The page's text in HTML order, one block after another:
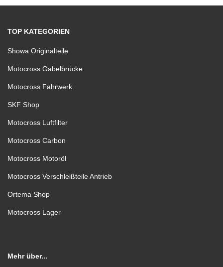
TOP KATEGORIEN
Showa Originalteile
Motocross Gabelbrücke
Motocross Fahrwerk
SKF Shop
Motocross Luftfilter
Motocross Carbon
Motocross Motoröl
Motocross Verschleißteile Antrieb
Ortema Shop
Motocross Lager
Mehr über...